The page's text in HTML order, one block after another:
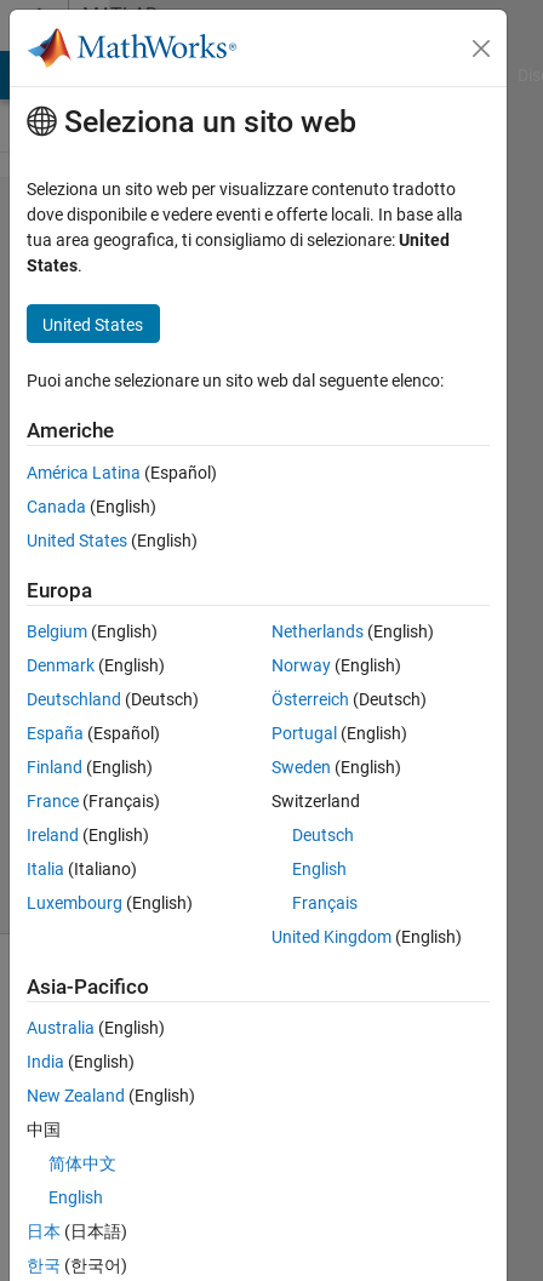
Vai al contenutoMATLAB
Answers
Is there a
way to
name of
signal to
a matlab
function
block in
simulink?
Tom
8 Ago
2022
Risposta
Aggiornato
9 Ago
33
Visualizzazioni
(30 giorni)
ar
co
mm
Seleziona un sito web
Seleziona un sito web per visualizzare contenuto tradotto
dove disponibile e vedere eventi e offerte locali. In base alla
tua area geografica, ti consigliamo di selezionare:United
States.
United States
Puoi anche selezionare un sito web dal seguente elenco:
Americhe
América Latina (Español)
Canada (English)
United States (English)
Europa
Belgium (English)
Denmark (English)
Deutschland (Deutsch)
España (Español)
Finland (English)
France (Français)
Ireland (English)
Italia (Italiano)
Luxembourg (English)
Netherlands(English)
Norway(English)
Österreich (Deutsch)
Portugal (English)
Sweden (English)
Switzerland
Deutsch
English
Français
United Kingdom(English)
Asia-Pacifico
Australia (English)
India (English)
New Zealand (English)
中国
简体中文
English
日本 (日本語)
한국 (한국어)